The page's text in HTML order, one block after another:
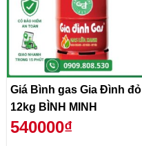
Giá Bình gas Gia Đình đỏ
12kg BÌNH MINH
540000₫